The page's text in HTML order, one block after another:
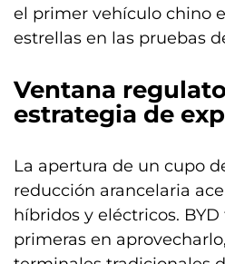
el primer vehículo chino
estrellas en las pruebas
Ventana
estrategia de
La apertura de un cupo
reducción arancelaria
híbridos y eléctricos.
primeras en